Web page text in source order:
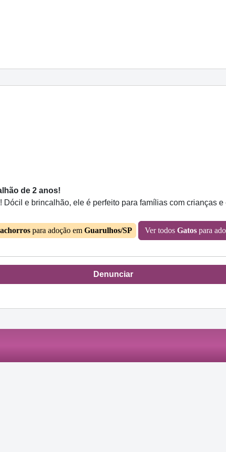
de 2 anos!
e brincalhão, ele é perfeito para famílias com crianças
para adoção em Guarulhos/SP Ver todos Gatos para
Denunciar